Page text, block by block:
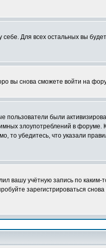
Для всех остальных вы
вы снова сможете войти на
пользователи были
злоупотреблений в форуме.
то убедитесь, что указали
вашу учётную запись по каким-
зарегистрироваться снова